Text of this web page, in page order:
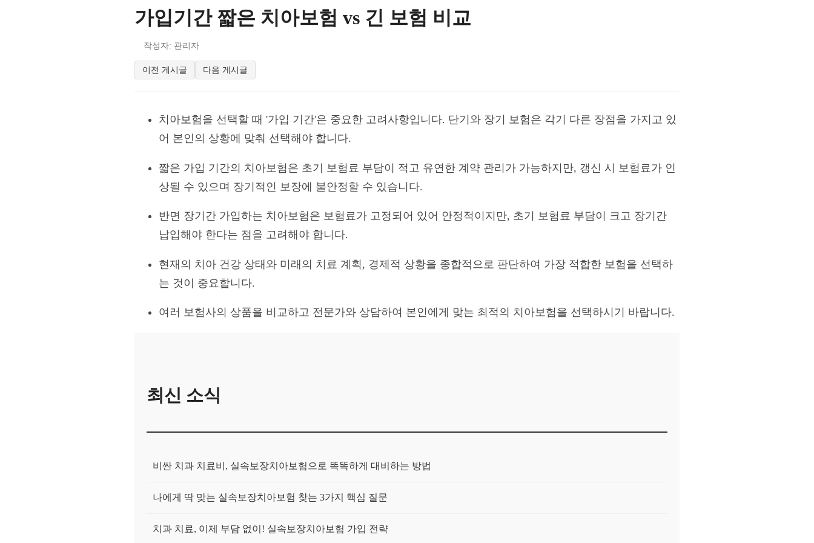
가입기간 짧은 치아보험 vs 긴 보험 비교
작성자: 관리자
이전 게시글 다음 게시글
치아보험을 선택할 때 '가입 기간'은 중요한 고려사항입니다. 단기와 장기 보험은 각기 다른 장점을 가지고 있
어 본인의 상황에 맞춰 선택해야 합니다.
짧은 가입 기간의 치아보험은 초기 보험료 부담이 적고 유연한 계약 관리가 가능하지만, 갱신 시 보험료가 인
상될 수 있으며 장기적인 보장에 불안정할 수 있습니다.
반면 장기간 가입하는 치아보험은 보험료가 고정되어 있어 안정적이지만, 초기 보험료 부담이 크고 장기간
납입해야 한다는 점을 고려해야 합니다.
현재의 치아 건강 상태와 미래의 치료 계획, 경제적 상황을 종합적으로 판단하여 가장 적합한 보험을 선택하
는 것이 중요합니다.
여러 보험사의 상품을 비교하고 전문가와 상담하여 본인에게 맞는 최적의 치아보험을 선택하시기 바랍니다.
최신 소식
비싼 치과 치료비, 실속보장치아보험으로 똑똑하게 대비하는 방법
나에게 딱 맞는 실속보장치아보험 찾는 3가지 핵심 질문
치과 치료, 이제 부담 없이! 실속보장치아보험 가입 전략